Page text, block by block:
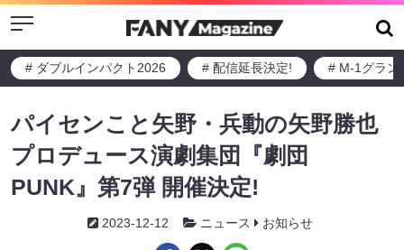
Menu
# ダブルインパクト2026 # 配信延長決定! # M-1グラン
パイセンこと矢野・兵動の矢野勝也
プロデュース演劇集団『劇団
PUNK』第7弾 開催決定!
2023-12-12 ニュース お知らせ